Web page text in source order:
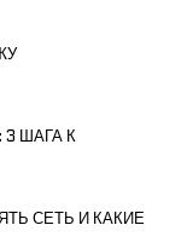
ШАГА К
СЕТЬ И КАКИЕ